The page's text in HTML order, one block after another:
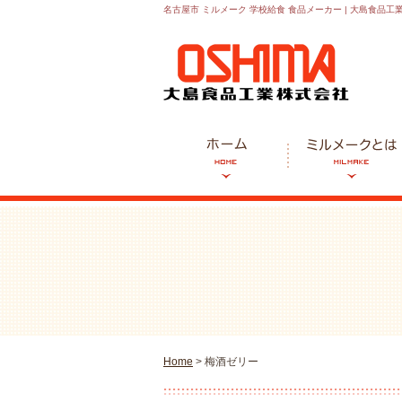
名古屋市 ミルメーク 学校給食 食品メーカー | 大島食品工
Home > 梅酒ゼリー